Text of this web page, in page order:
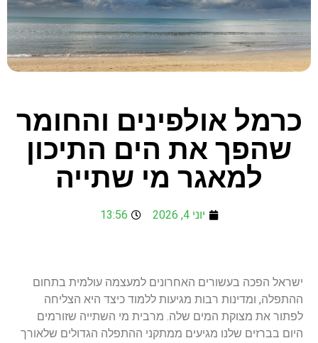
כרמל אולפינים והחומר
שהפך את הים התיכון
למאגר מי שתייה
יוני 4, 2026 13:56
ישראל הפכה בעשורים האחרונים למעצמה עולמית בתחום
ההתפלה, ומדינות רבות מגיעות ללמוד כיצד היא הצליחה
לפתור את מצוקת המים שלה. מרבית מי השתייה שזורמים
היום בברזים שלנו מגיעים ממתקני ההתפלה הגדולים שלאורך